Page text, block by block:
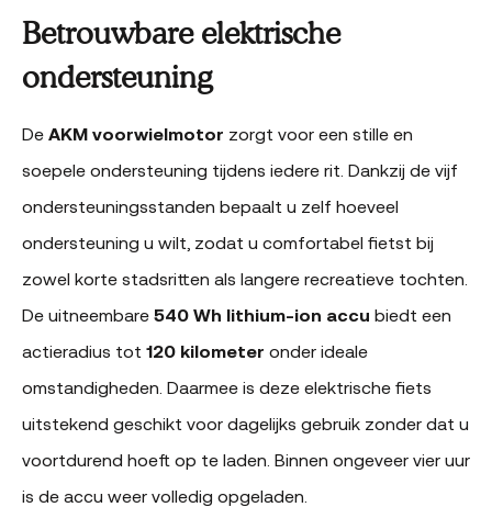
Betrouwbare elektrische
ondersteuning
De AKM voorwielmotor zorgt voor een stille en
soepele ondersteuning tijdens iedere rit. Dankzij de vijf
ondersteuningsstanden bepaalt u zelf hoeveel
ondersteuning u wilt, zodat u comfortabel fietst bij
zowel korte stadsritten als langere recreatieve tochten.
De uitneembare 540 Wh lithium-ion accu biedt een
actieradius tot 120 kilometer onder ideale
omstandigheden. Daarmee is deze elektrische fiets
uitstekend geschikt voor dagelijks gebruik zonder dat u
voortdurend hoeft op te laden. Binnen ongeveer vier uur
is de accu weer volledig opgeladen.